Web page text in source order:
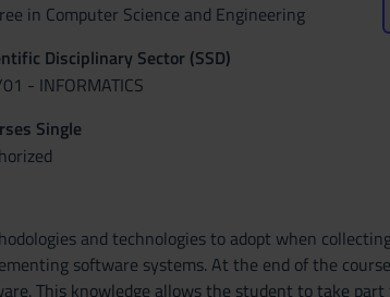
in Computer Science and Engineering
Disciplinary Sector (SSD)
- INFORMATICS
Single
and technologies to adopt when
software systems. At the end of the
This knowledge allows the student to take